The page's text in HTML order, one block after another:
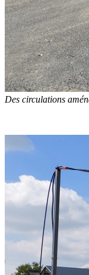
Des circulations